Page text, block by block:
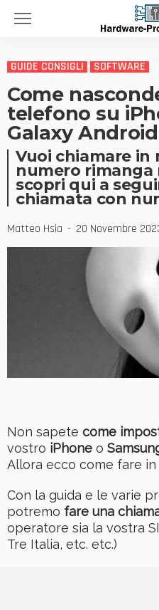
GUIDE CONSIGLI SOFTWARE
Come
telefono su
Galaxy Android
Vuoi chiamare in
numero rimanga
scopri qui a
chiamata con
Matteo Hsia 20 Novembre
Non sapete come
vostro iPhone o
Allora ecco come fare
Con la guida e le varie
potremo fare una
operatore sia la vostra
Tre Italia, etc. etc.)